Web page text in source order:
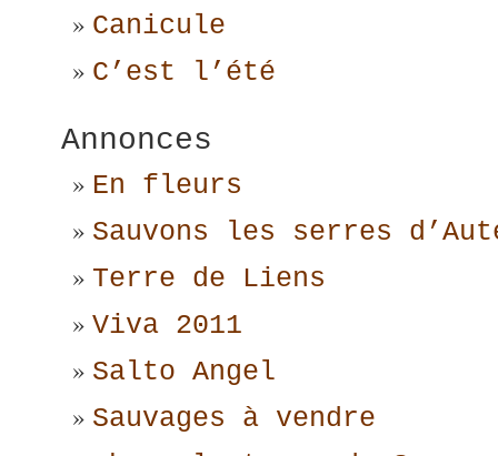
Canicule
C’est l’été
Annonces
En fleurs
Sauvons les serres
Terre de Liens
Viva 2011
Salto Angel
Sauvages à vendre